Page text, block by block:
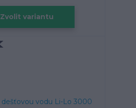
Zvolit variantu